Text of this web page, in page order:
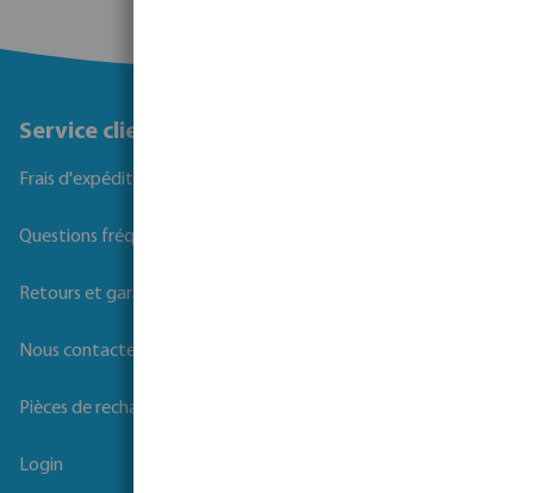
Service client
Frais d'expédition
Questions fréquemment posées
Retours et garanties
Nous contacter
Pièces de rechange
Login